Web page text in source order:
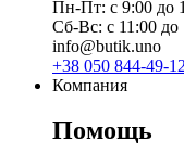
Пн-Пт: с 9:00 до
Сб-Вс: с 11:00 до
info@butik.uno
+38 050 844-49-12
Компания
Помощь